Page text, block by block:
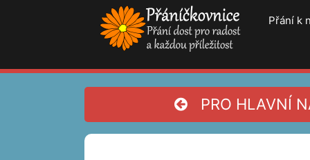
Přání k
PRO HLAVNÍ